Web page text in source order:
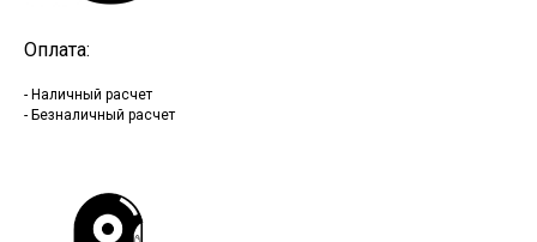
Оплата:
- Наличный расчет
- Безналичный расчет